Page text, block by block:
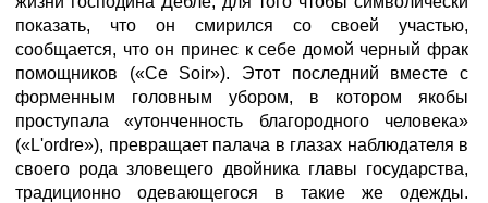
показать, что он смирился со своей участью,
сообщается, что он принес к себе домой черный фрак
помощников («Ce Soir»). Этот последний вместе с
форменным головным убором, в котором якобы
проступала «утонченность благородного человека»
(«L'ordre»), превращает палача в глазах наблюдателя в
своего рода зловещего двойника главы государства,
традиционно одевающегося в такие же одежды.